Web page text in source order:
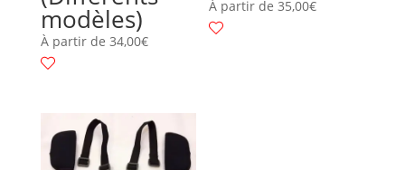
modèles)
À partir de 34,00€
À partir de35,00€